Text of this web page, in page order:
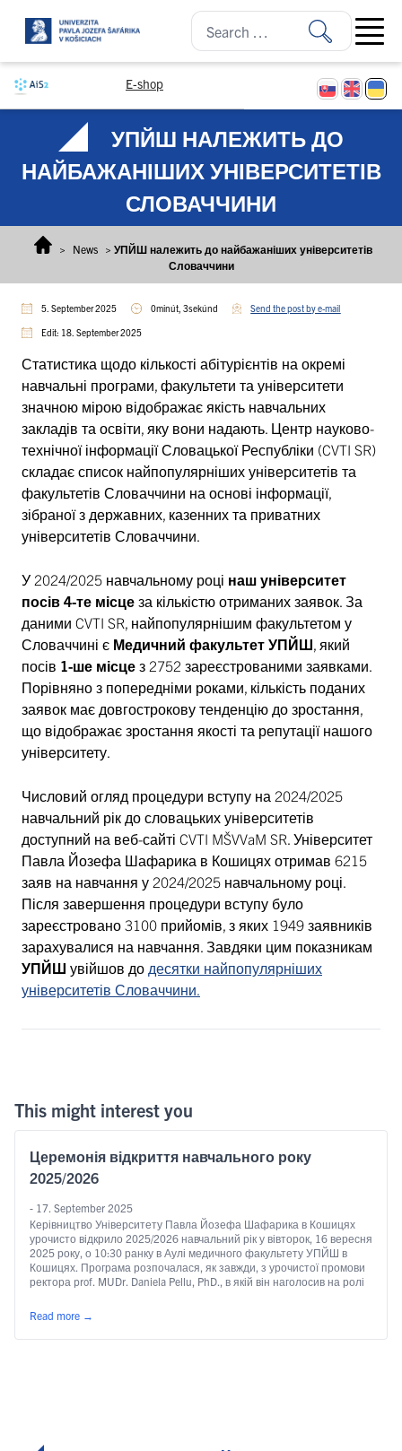
E-shop
Open
УПЙШ НАЛЕЖИТЬ ДО
НАЙБАЖАНІШИХ УНІВЕРСИТЕТІВ
СЛОВАЧЧИНИ
> News > УПЙШ належить до найбажаніших університетів
Словаччини
5. September 2025 0minút, 3sekúnd Send the post by e-mail
Edit: 18. September 2025
Статистика щодо кількості абітурієнтів на окремі
навчальні програми, факультети та університети
значною мірою відображає якість навчальних
закладів та освіти, яку вони надають. Центр науково-
технічної інформації Словацької Республіки (CVTI SR)
складає список найпопулярніших університетів та
факультетів Словаччини на основі інформації,
зібраної з державних, казенних та приватних
університетів Словаччини.
У 2024/2025 навчальному році наш університет
посів 4-те місце за кількістю отриманих заявок. За
даними CVTI SR, найпопулярнішим факультетом у
Словаччині є Медичний факультет УПЙШ , який
посів 1-ше місце з 2752 зареєстрованими заявками.
Порівняно з попередніми роками, кількість поданих
заявок має довгострокову тенденцію до зростання,
що відображає зростання якості та репутації нашого
університету.
Числовий огляд процедури вступу на 2024/2025
навчальний рік до словацьких університетів
доступний на веб-сайті CVTI MŠVVaM SR. Університет
Павла Йозефа Шафарика в Кошицях отримав 6215
заяв на навчання у 2024/2025 навчальному році.
Після завершення процедури вступу було
зареєстровано 3100 прийомів, з яких 1949 заявників
зарахувалися на навчання. Завдяки цим показникам
УПЙШ увійшов до десятки найпопулярніших
університетів Словаччини.
This might interest you
Церемонія відкриття навчального року
2025/2026
- 17. September 2025
Керівництво Університету Павла Йозефа Шафарика в Кошицях
урочисто відкрило 2025/2026 навчальний рік у вівторок, 16 вересня
2025 року, о 10:30 ранку в Аулі медичного факультету УПЙШ в
Кошицях. Програма розпочалася, як завжди, з урочистої промови
ректора prof. MUDr. Daniela Pellu, PhD., в якій він наголосив на ролі
Continued
Read more →